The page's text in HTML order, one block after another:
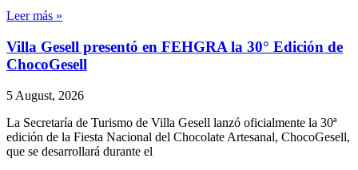
Leer más »
Villa Gesell presentó en FEHGRA la 30° Edición de
ChocoGesell
5 August, 2026
La Secretaría de Turismo de Villa Gesell lanzó oficialmente la 30ª
edición de la Fiesta Nacional del Chocolate Artesanal, ChocoGesell,
que se desarrollará durante el